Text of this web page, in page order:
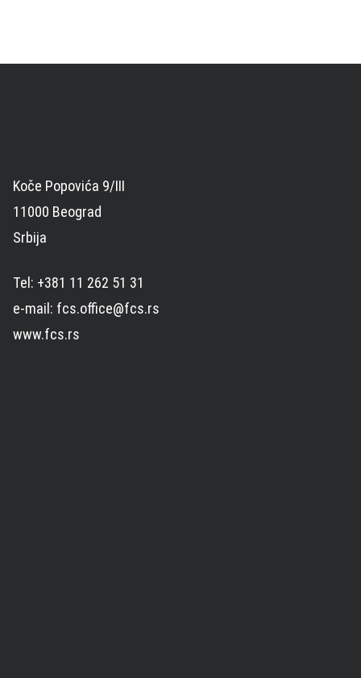
Koče Popovića 9/III
11000 Beograd
Srbija
Tel: +381 11 262 51 31
e-mail: fcs.office@fcs.rs
www.fcs.rs